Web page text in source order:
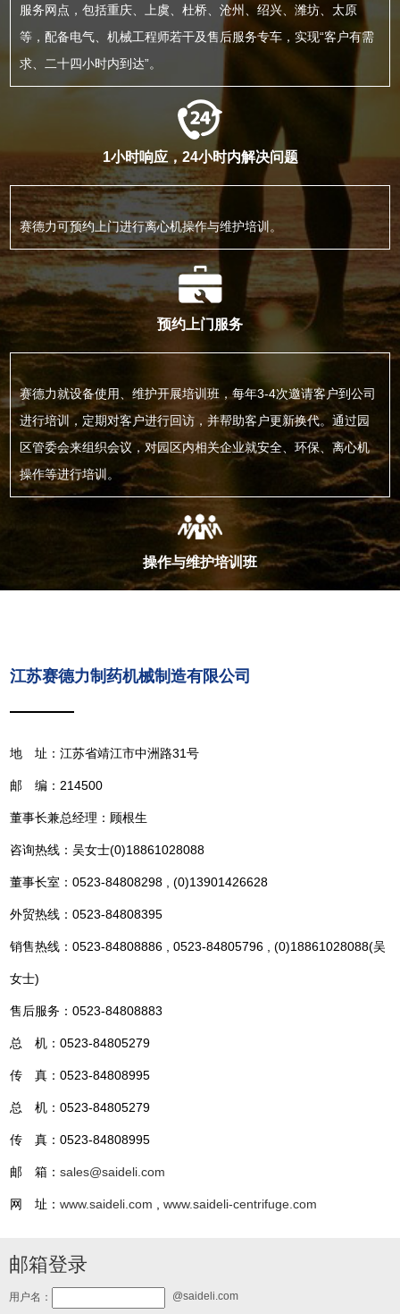
服务网点，包括重庆、上虞、杜桥、沧州、绍兴、潍坊、太原
等，配备电气、机械工程师若干及售后服务专车，实现“客户有需
求、二十四小时内到达”。
1小时响应，24小时内解决问题
赛德力可预约上门进行离心机操作与维护培训。
预约上门服务
赛德力就设备使用、维护开展培训班，每年3-4次邀请客户到公司
进行培训，定期对客户进行回访，并帮助客户更新换代。通过园
区管委会来组织会议，对园区内相关企业就安全、环保、离心机
操作等进行培训。
操作与维护培训班
江苏赛德力制药机械制造有限公司
地 址：江苏省靖江市中洲路31号
邮 编：214500
董事长兼总经理：顾根生
咨询热线：吴女士(0)18861028088
董事长室：0523-84808298 , (0)13901426628
外贸热线：0523-84808395
销售热线：0523-84808886 , 0523-84805796 , (0)18861028088(吴
女士)
售后服务：0523-84808883
总 机：0523-84805279
传 真：0523-84808995
总 机：0523-84805279
传 真：0523-84808995
邮 箱：sales@saideli.com
网 址：www.saideli.com ,www.saideli-centrifuge.com
邮箱登录
用户名： @saideli.com